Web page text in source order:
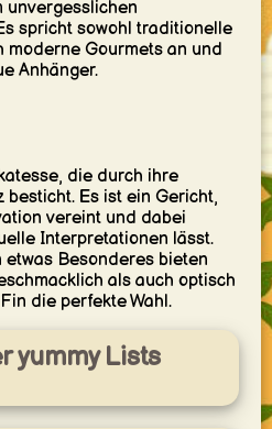
unvergesslichen
spricht sowohl traditionelle
moderne Gourmets an und
Anhänger.
die durch ihre
besticht. Es ist ein Gericht,
vereint und dabei
Interpretationen lässt.
Besonderes bieten
als auch optisch
die perfekte Wahl.
yummy Lists